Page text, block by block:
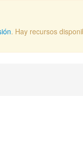
. Hay recursos